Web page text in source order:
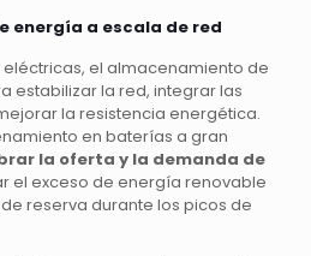
energía a escala de red
el almacenamiento de
estabilizar la red, integrar las
la resistencia energética.
en baterías a gran
la oferta y la demanda de
el exceso de energía renovable
reserva durante los picos de